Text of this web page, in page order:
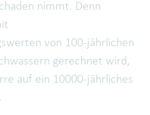
nimmt. Denn
von 100-jährlichen
gerechnet wird,
auf ein 10000-jährliches